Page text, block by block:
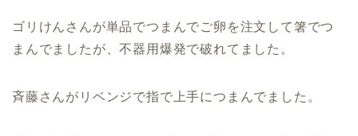
ゴリけんさんが単品でつまんでご卵を注文して箸でつ
まんでましたが、不器用爆発で破れてました。
斉藤さんがリベンジで指で上手につまんでました。